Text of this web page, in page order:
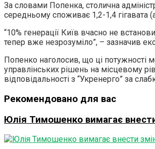
За словами Попенка, столична
середньому споживає 1,2-1,4 гігавата
“10% генерації Київ вчасно не
тепер вже незрозуміло”, – зазначив
Попенко наголосив, що ці потужності
управлінських рішень на місцевому
відповідальності з “Укренерго” за
Рекомендовано для вас
Юлія Тимошенко вимагає